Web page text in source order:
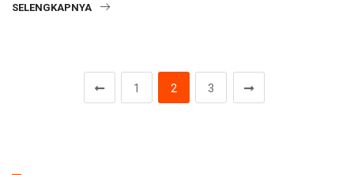
SELENGKAPNYA
1 2 3